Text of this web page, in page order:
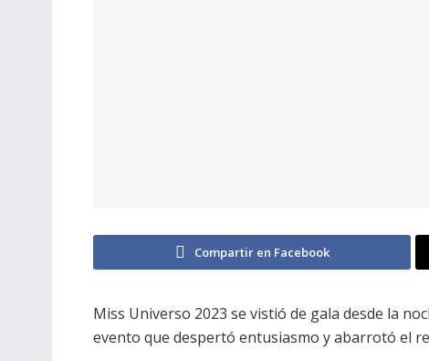
Compartir en Facebook
Miss Universo 2023 se vistió de gala desde la
evento que despertó entusiasmo y abarrotó el